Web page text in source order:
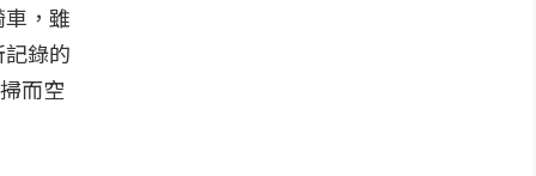
，雖
錄的
而空